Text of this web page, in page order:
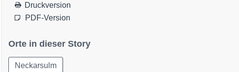
Druckversion
PDF-Version
Orte in dieser Story
Neckarsulm